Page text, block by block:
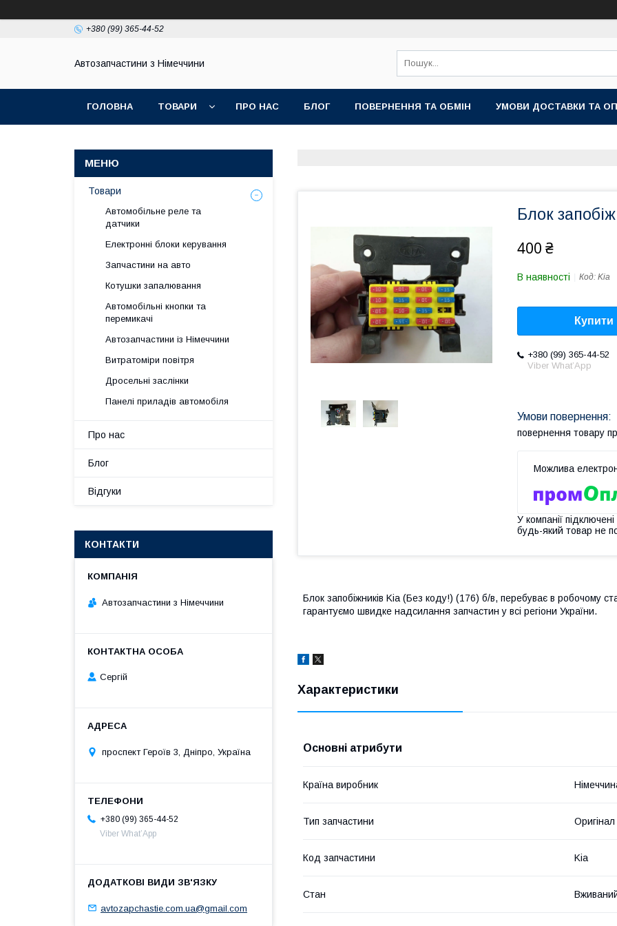
+380 (99) 365-44-52
Автозапчастини з Німеччини
ГОЛОВНА ТОВАРИ ПРО НАС БЛОГ ПОВЕРНЕННЯ ТА ОБМІН УМОВИ ДОСТАВКИ ТА
Блок
400 ₴
В наявності Код: Kia
Купити
+380 (99) 365-44-52
Viber What’App
повернення товару
У компанії
будь-який товар не
Блок запобіжників Kia (Без коду!) (176) б/в, перебуває в робочому
гарантуємо швидке надсилання запчастин у всі регіони України.
Характеристики
Основні атрибути
Країна виробник
Тип запчастини Оригінал
Код запчастини Kia
Стан
Товари
Автомобільне реле та
датчики
Електронні блоки керування
Запчастини на авто
Котушки запалювання
Автомобільні кнопки та
перемикачі
Автозапчастини із Німеччини
Витратоміри повітря
Дросельні заслінки
Панелі приладів автомобіля
Про нас
Блог
Відгуки
КОНТАКТИ
Автозапчастини з Німеччини
Сергій
проспект Героїв 3, Дніпро, Україна
+380 (99) 365-44-52
Viber What’App
avtozapchastie.com.ua@gmail.com